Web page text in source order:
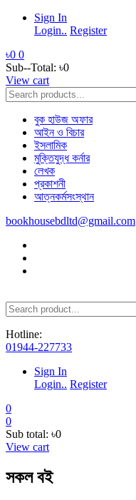
Sign In
Login.. Register
৳0 0
Sub--Total: ৳0
View cart
বুক হাউজ অফার
আইন ও বিচার
ইসলামিক
মুক্তিযুদ্ধ কর্নার
লেখক
প্রকাশনী
আত্নকর্মসংস্থান
bookhousebdltd@gmail.com
Hotline:
01944-227733
Sign In
Login.. Register
0
0
Sub total: ৳0
View cart
সকল বই